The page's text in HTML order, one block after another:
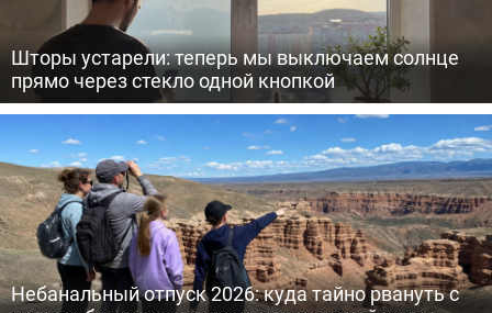
Шторы устарели: теперь мы выключаем солнце
прямо через стекло одной кнопкой
Небанальный отпуск 2026: куда тайно рвануть с